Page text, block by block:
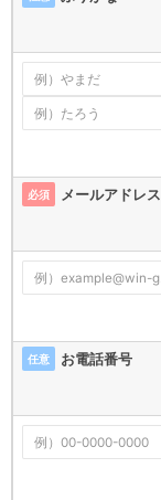
必須 メールアドレス
任意 お電話番号